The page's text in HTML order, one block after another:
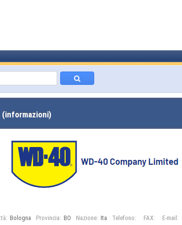
(informazioni)
Bologna Provincia: BO Nazione: Ita Telefono: FAX: E-mail: